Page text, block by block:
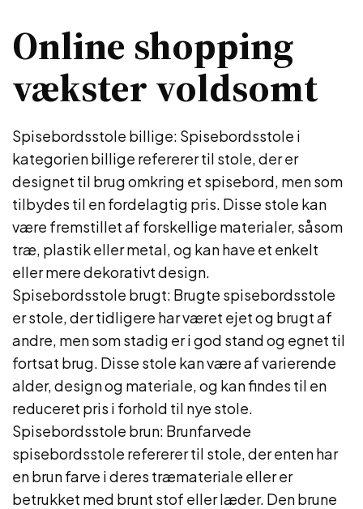
Online shopping
vækster voldsomt
Spisebordsstole billige: Spisebordsstole i
kategorien billige refererer til stole, der er
designet til brug omkring et spisebord, men som
tilbydes til en fordelagtig pris. Disse stole kan
være fremstillet af forskellige materialer, såsom
træ, plastik eller metal, og kan have et enkelt
eller mere dekorativt design.
Spisebordsstole brugt: Brugte spisebordsstole
er stole, der tidligere har været ejet og brugt af
andre, men som stadig er i god stand og egnet til
fortsat brug. Disse stole kan være af varierende
alder, design og materiale, og kan findes til en
reduceret pris i forhold til nye stole.
Spisebordsstole brun: Brunfarvede
spisebordsstole refererer til stole, der enten har
en brun farve i deres træmateriale eller er
betrukket med brunt stof eller læder. Den brune